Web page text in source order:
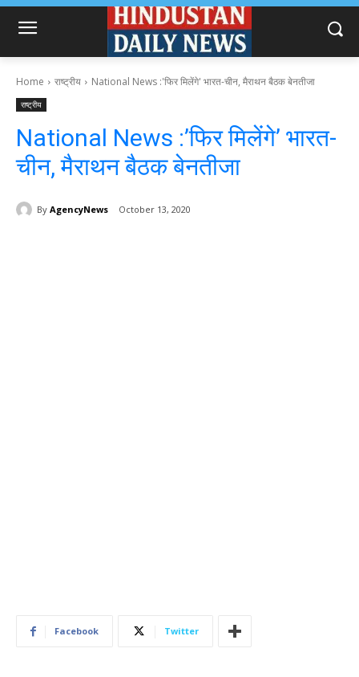
Home राष्ट्रीय National News :'फिर मिलेंगे' भारत-चीन, मैराथन बैठक बेनतीजा
राष्ट्रीय
National News :’फिर मिलेंगे’ भारत-
चीन, मैराथन बैठक बेनतीजा
By AgencyNews October 13, 2020
Facebook Twitter